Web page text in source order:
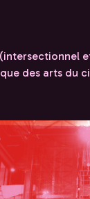
(intersectionnel
des arts du